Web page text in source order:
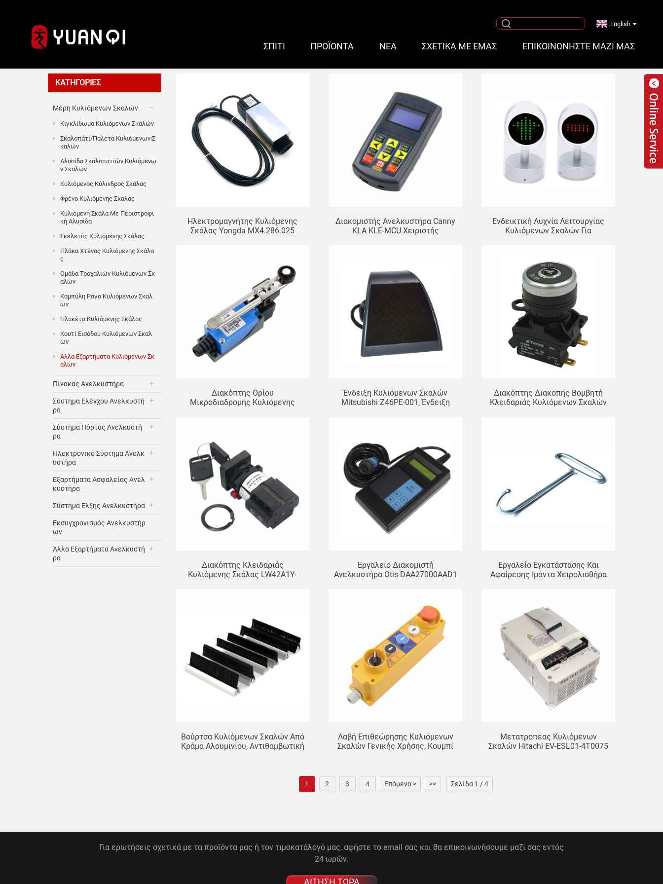
ΣΠΊΤΙ ΠΡΟΪΌΝΤΑ ΝΈΑ ΣΧΕΤΙΚΆ ΜΕ ΕΜΆΣ ΕΠΙΚΟΙΝΩΝΉΣΤΕ ΜΑΖΊ ΜΑΣ
English
ΚΑΤΗΓΟΡΊΕΣ
Μέρη Κυλιόμενων Σκαλών
Κιγκλίδωμα Κυλιόμενων Σκαλών
Σκαλοπάτι/Παλέτα Κυλιόμενων Σ
Καλών
Αλυσίδα Σκαλοπατιών Κυλιόμενω
Ν Σκαλών
Κυλιόμενος Κύλινδρος Σκάλας
Φρένο Κυλιόμενης Σκάλας
Κυλιόμενη Σκάλα Με Περιστροφι
Κή Αλυσίδα
Σκελετός Κυλιόμενης Σκάλας
Πλάκα Χτένας Κυλιόμενης Σκάλα
Σ
Ομάδα Τροχαλιών Κυλιόμενων Σκ
Αλών
Καμπύλη Ράγα Κυλιόμενων Σκαλ
Ών
Πλακέτα Κυλιόμενης Σκάλας
Κουτί Εισόδου Κυλιόμενων Σκαλ
Ών
Άλλα Εξαρτήματα Κυλιόμενων Σκ
Αλών
Πίνακας Ανελκυστήρα
Σύστημα Ελέγχου Ανελκυστή
Ρα
Σύστημα Πόρτας Ανελκυστή
Ρα
Ηλεκτρονικό Σύστημα Ανελκ
Υστήρα
Εξαρτήματα Ασφαλείας Ανελ
Κυστήρα
Σύστημα Έλξης Ανελκυστήρα
Εκσυγχρονισμός Ανελκυστήρ
Ων
Άλλα Εξαρτήματα Ανελκυστή
Ρα
Ηλεκτρομαγνήτης Κυλιόμενης
Σκάλας Yongda MX4.286.025
Διακομιστής Ανελκυστήρα Canny
KLA KLE-MCU Χειριστής
Ενδεικτική Λυχνία Λειτουργίας
Κυλιόμενων Σκαλών Για
Διακόπτης Ορίου
Μικροδιαδρομής Κυλιόμενης
Ένδειξη Κυλιόμενων Σκαλών
Mitsubishi Z46PE-001, Ένδειξη
Διακόπτης Διακοπής Βομβητή
Κλειδαριάς Κυλιόμενων Σκαλών
Διακόπτης Κλειδαριάς
Κυλιόμενης Σκάλας LW42A1Y-
Εργαλείο Διακομιστή
Ανελκυστήρα Otis DAA27000AAD1
Εργαλείο Εγκατάστασης Και
Αφαίρεσης Ιμάντα Χειρολισθήρα
Χρήσης Για Ιμάντα Χειρολισθήρα
Βούρτσα Κυλιόμενων Σκαλών Από
Κράμα Αλουμινίου, Αντιθαμβωτική
Λαβή Επιθεώρησης Κυλιόμενων
Σκαλών Γενικής Χρήσης, Κουμπί
Θαλάμου Ανελκυστήρα,
Εξαρτήματα Ανελκυστήρα
Μετατροπέας Κυλιόμενων
Σκαλών Hitachi EV-ESL01-4T0075
1 2 3 4 Επόμενο > >> Σελίδα 1 / 4
Για ερωτήσεις σχετικά με τα προϊόντα μας ή τον τιμοκατάλογό μας, αφήστε το email σας και θα επικοινωνήσουμε μαζί σας εντός
24 ωρών.
ΑΙΤΗΣΗ ΤΩΡΑ